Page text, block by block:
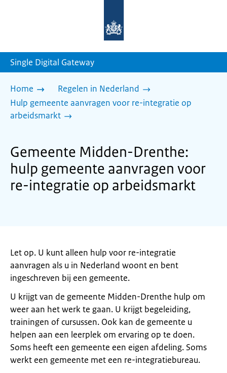
homepage
Single Digital Gateway
Home
Regelen in Nederland
Hulp gemeente aanvragen voor re-integratie op
arbeidsmarkt
Gemeente Midden-Drenthe:
hulp gemeente aanvragen voor
re-integratie op arbeidsmarkt
Let op. U kunt alleen hulp voor re-integratie
aanvragen als u in Nederland woont en bent
ingeschreven bij een gemeente.
U krijgt van de gemeente Midden-Drenthe hulp om
weer aan het werk te gaan. U krijgt begeleiding,
trainingen of cursussen. Ook kan de gemeente u
helpen aan een leerplek om ervaring op te doen.
Soms heeft een gemeente een eigen afdeling. Soms
werkt een gemeente met een re-integratiebureau.